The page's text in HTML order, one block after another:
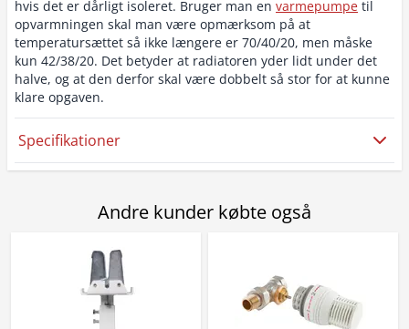
hvis det er dårligt isoleret. Bruger man en varmepumpe til
opvarmningen skal man være opmærksom på at
temperatursættet så ikke længere er 70/40/20, men måske
kun 42/38/20. Det betyder at radiatoren yder lidt under det
halve, og at den derfor skal være dobbelt så stor for at kunne
klare opgaven.
Specifikationer
Andre kunder købte også